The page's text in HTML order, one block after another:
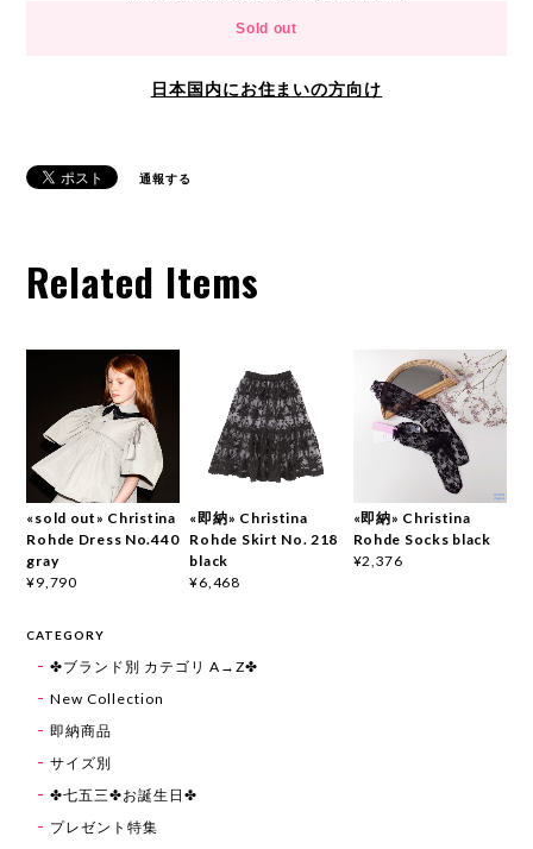
Sold out
日本国内にお住まいの方向け
通報する
Related Items
«sold out» Christina
Rohde Dress No.440
gray
¥9,790
«即納» Christina
Rohde Skirt No. 218
black
¥6,468
«即納» Christina
Rohde Socks black
¥2,376
CATEGORY
✤ブランド別 カテゴリ A→Z✤
New Collection
即納商品
サイズ別
✤七五三✤お誕生日✤
プレゼント特集